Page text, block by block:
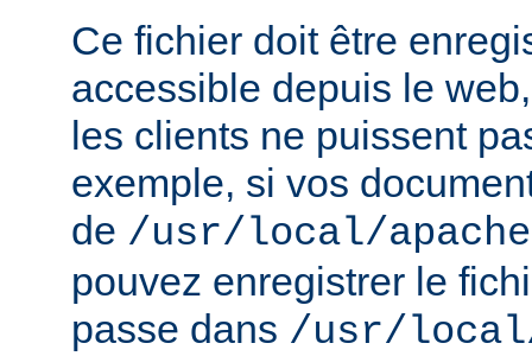
Ce fichier doit être
accessible depuis le
les clients ne puissent
exemple, si vos
de /usr/local/
pouvez enregistrer le
passe dans /usr/local/